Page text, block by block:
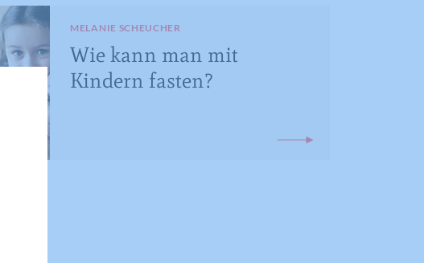
MELANIE SCHEUCHER
Wie kann man mit
Kindern fasten?